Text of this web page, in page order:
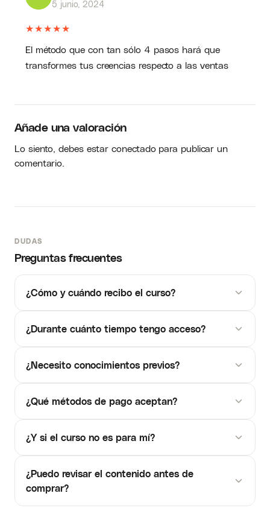
5 junio, 2024
★★★★★
El método que con tan sólo 4 pasos hará que
transformes tus creencias respecto a las ventas
Añade una valoración
Lo siento, debes estarconectadopara publicar un
comentario.
DUDAS
Preguntas frecuentes
¿Cómo y cuándo recibo el curso?
¿Durante cuánto tiempo tengo acceso?
¿Necesito conocimientos previos?
¿Qué métodos de pago aceptan?
¿Y si el curso no es para mí?
¿Puedo revisar el contenido antes de
comprar?